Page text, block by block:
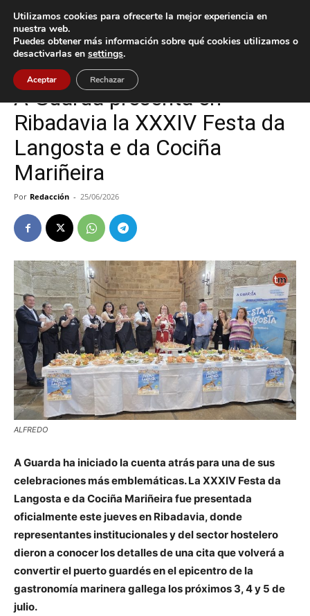
Inicio A Guarda
A Guarda Cultura / Ocio
A Guarda presenta en
Ribadavia la XXXIV Festa da
Langosta e da Cociña
Mariñeira
Por Redacción - 25/06/2026
ALFREDO
A Guarda ha iniciado la cuenta atrás para una de sus
celebraciones más emblemáticas. La XXXIV Festa da
Langosta e da Cociña Mariñeira fue presentada
oficialmente este jueves en Ribadavia, donde
representantes institucionales y del sector hostelero
dieron a conocer los detalles de una cita que volverá a
convertir el puerto guardés en el epicentro de la
gastronomía marinera gallega los próximos 3, 4 y 5 de
julio.
Utilizamos cookies para ofrecerte la mejor experiencia en
nuestra web.
Puedes obtener más información sobre qué cookies utilizamos o
desactivarlas en settings.
Aceptar Rechazar